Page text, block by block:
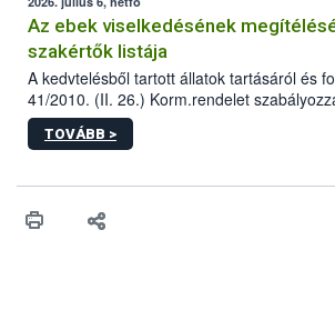
Az ebek viselkedésének
szakértők listája
A kedvtelésből tartott állatok tartásáról és
41/2010. (II. 26.) Korm.rendelet
sérülés, illetve ennek veszélye
hatósági feladatokat, valamint a veszélyes
vonni az ebek viselkedésének
TOVÁBB >